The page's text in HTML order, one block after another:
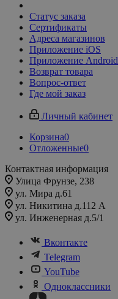
Статус заказа
Сертификаты
Адреса магазинов
Приложение iOS
Приложение Android
Возврат товара
Вопрос-ответ
Где мой заказ
Личный кабинет
Корзина0
Отложенные0
Контактная информация
Улица Фрунзе, 238​
ул. Мира д.61
ул. Никитина д.112 А
ул. Инженерная д.5/1
Вконтакте
Telegram
YouTube
Одноклассники